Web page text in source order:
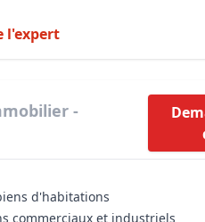
l'expert
-
d'habitations
commerciaux et industriels